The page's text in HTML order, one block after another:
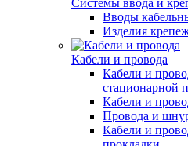
Системы ввода и
Вводы
Изделия
Кабели и провода
Кабели и
стационарной
Кабели и
Провода и
Кабели и